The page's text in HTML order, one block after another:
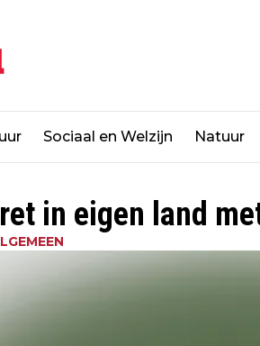
Sociaal en Welzijn Natuur
in eigen land